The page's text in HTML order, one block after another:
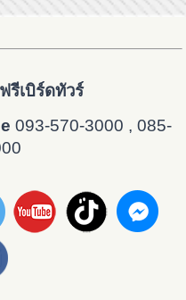
รีเบิร์ดทัวร์
093-570-3000 , 085-